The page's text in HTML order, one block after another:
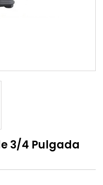
3/4 Pulgada